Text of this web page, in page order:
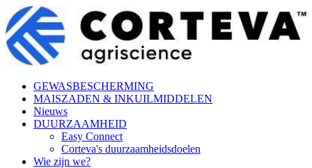
GEWASBESCHERMING
MAISZADEN & INKUILMIDDELEN
Nieuws
DUURZAAMHEID
Easy Connect
Corteva's duurzaamheidsdoelen
Wie zijn we?